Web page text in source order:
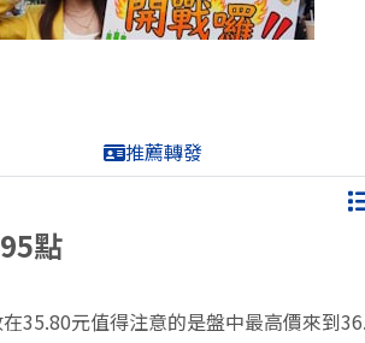
推薦轉發
點
35.80元值得注意的是盤中最高價來到